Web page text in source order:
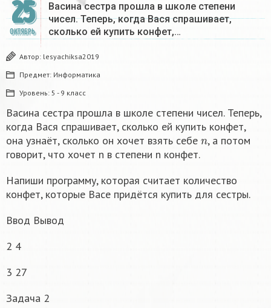
25
ОКТЯБРЬ
Васина сестра прошла в школе степени
чисел. Теперь, когда Вася спрашивает,
сколько ей купить конфет,…
Автор: lesyachiksa2019
Предмет: Информатика
Уровень: 5 - 9 класс
Васина сестра прошла в школе степени чисел. Теперь,
когда Вася спрашивает, сколько ей купить конфет,
она узнаёт, сколько он хочет взять себе n, а потом
говорит, что хочет n в степени n конфет.
Напиши программу, которая считает количество
конфет, которые Васе придётся купить для сестры.
Ввод Вывод
2 4
3 27
Задача 2